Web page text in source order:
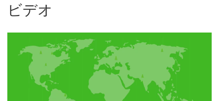
ビデオ